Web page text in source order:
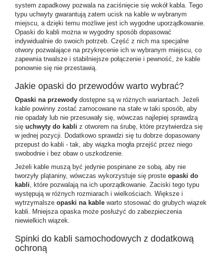
system zapadkowy pozwala na zaciśnięcie się wokół kabla. Tego
typu uchwyty gwarantują zatem ucisk na kable w wybranym
miejscu, a dzięki temu możliwe jest ich wygodne uporządkowanie.
Opaski do kabli można w wygodny sposób dopasować
indywidualnie do swoich potrzeb. Część z nich ma specjalne
otwory pozwalające na przykręcenie ich w wybranym miejscu, co
zapewnia trwalsze i stabilniejsze połączenie i pewność, że kable
ponownie się nie przestawią.
Jakie opaski do przewodów warto wybrać?
Opaski na przewody dostępne są w różnych wariantach. Jeżeli
kable powinny zostać zamocowane na stałe w taki sposób, aby
nie opadały lub nie przesuwały się, wówczas najlepiej sprawdzą
się uchwyty do kabli z otworem na śrubę, które przytwierdza się
w jednej pozycji. Dodatkowo sprawdzi się tu dobrze dopasowany
przepust do kabli - tak, aby wiązka mogła przejść przez niego
swobodnie i bez obaw o uszkodzenie.
Jeżeli kable muszą być jedynie pospinane ze sobą, aby nie
tworzyły plątaniny, wówczas wykorzystuje się proste opaski do
kabli, które pozwalają na ich uporządkowanie. Zaciski tego typu
występują w różnych rozmiarach i wielkościach. Większe i
wytrzymalsze opaski na kable warto stosować do grubych wiązek
kabli. Mniejsza opaska może posłużyć do zabezpieczenia
niewielkich wiązek.
Spinki do kabli samochodowych z dodatkową
ochroną